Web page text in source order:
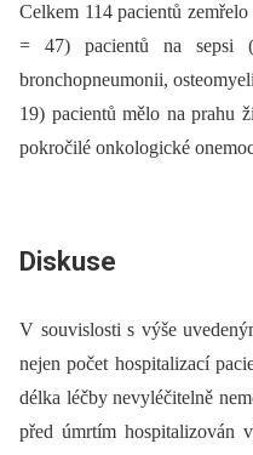
Celkem 114 pacientů
= 47) pacientů na sepsi
bronchopneumonii,
19) pacientů mělo na prahu
pokročilé onkologické
Diskuse
V souvislosti s výše
nejen počet hospitalizací
délka léčby nevyléčitelně
před úmrtím hospitalizován